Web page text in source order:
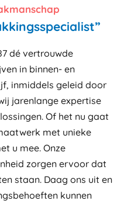
dé vertrouwde
in binnen- en
inmiddels geleid door
jarenlange expertise
Of het nu gaat
met unieke
u mee. Onze
zorgen ervoor dat
staan. Daag ons uit en
kunnen